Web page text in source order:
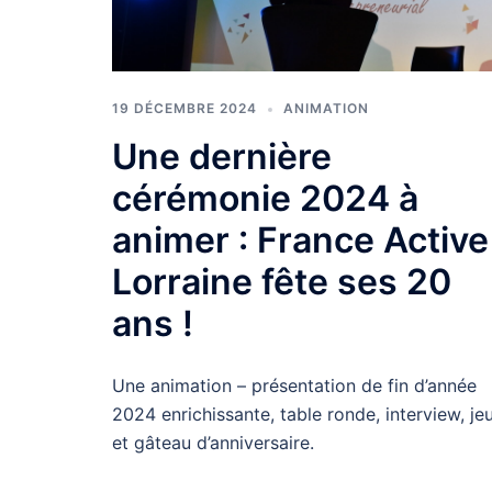
19 DÉCEMBRE 2024 ANIMATION
Une dernière
cérémonie 2024 à
animer : France Active
Lorraine fête ses 20
ans !
Une animation – présentation de fin d’année
2024 enrichissante, table ronde, interview,
et gâteau d’anniversaire.